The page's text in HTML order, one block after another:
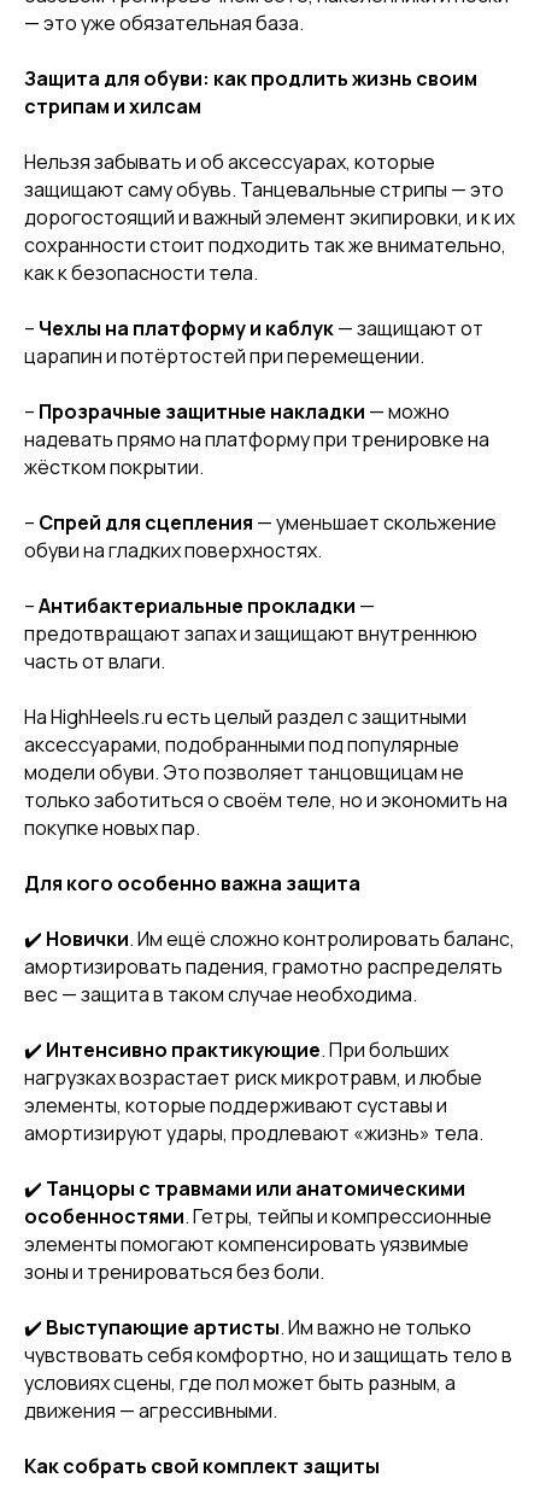
— это уже обязательная база.
Защита для обуви: как продлить жизнь своим
стрипам и хилсам
Нельзя забывать и об аксессуарах, которые
защищают саму обувь. Танцевальные стрипы — это
дорогостоящий и важный элемент экипировки, и к их
сохранности стоит подходить так же внимательно,
как к безопасности тела.
– Чехлы на платформу и каблук— защищают от
царапин и потёртостей при перемещении.
– Прозрачные защитные накладки — можно
надевать прямо на платформу при тренировке на
жёстком покрытии.
– Спрей для сцепления — уменьшает скольжение
обуви на гладких поверхностях.
–Антибактериальные прокладки —
предотвращают запах и защищают внутреннюю
часть от влаги.
На HighHeels.ru есть целый раздел с защитными
аксессуарами, подобранными под популярные
модели обуви. Это позволяет танцовщицам не
только заботиться о своём теле, но и экономить на
покупке новых пар.
Для кого особенно важна защита
✔️ Новички. Им ещё сложно контролировать баланс,
амортизировать падения, грамотно распределять
вес — защита в таком случае необходима.
✔️ Интенсивно практикующие. При больших
нагрузках возрастает риск микротравм, и любые
элементы, которые поддерживают суставы и
амортизируют удары, продлевают «жизнь» тела.
✔️ Танцоры с травмами или анатомическими
особенностями. Гетры, тейпы и компрессионные
элементы помогают компенсировать уязвимые
зоны и тренироваться без боли.
✔️ Выступающие артисты. Им важно не только
чувствовать себя комфортно, но и защищать тело в
условиях сцены, где пол может быть разным, а
движения — агрессивными.
Как собрать свой комплект защиты
[ REFERRAL PROGRAM ]
РЕФЕРАЛЬНАЯ
ПРОГРАММА
[ CERTIFICATE]
ПОДАРОЧНЫЙ
СЕРТИФИКАТ
[ CUSTOM FOOTWEAR ]
ПОШИВ СТРИПОВ
[ CUSTOM FOOTWEAR ]
ПОШИВ ХИЛСОВ
[ CUSTOM FOOTWEAR ]